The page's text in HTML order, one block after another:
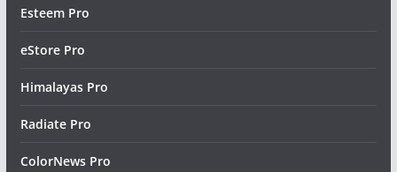
Esteem Pro
eStore Pro
Himalayas Pro
Radiate Pro
ColorNews Pro